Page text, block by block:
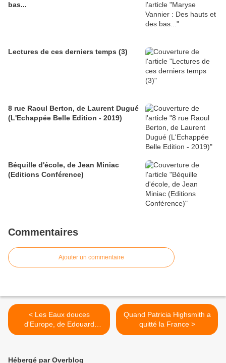
bas...
Lectures de ces derniers temps (3)
8 rue Raoul Berton, de Laurent Dugué
(L'Echappée Belle Edition - 2019)
Béquille d'école, de Jean Miniac
(Editions Conférence)
Commentaires
Ajouter un commentaire
< Les Eaux douces
d'Europe, de Edouard
Brasey (Ramsay)
Quand Patricia Highsmith a
quitté la France >
Hébergé par Overblog